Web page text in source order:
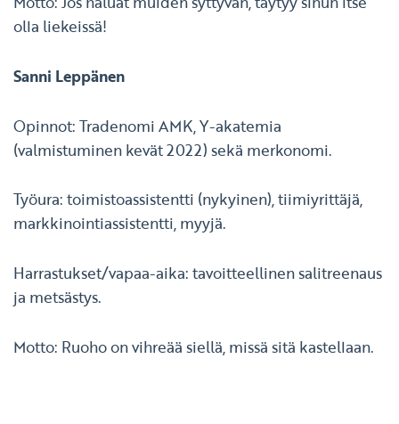
olla liekeissä!
Sanni Leppänen
Opinnot: Tradenomi AMK, Y-akatemia
(valmistuminen kevät 2022) sekä merkonomi.
Työura: toimistoassistentti (nykyinen), tiimiyrittäjä,
markkinointiassistentti, myyjä.
Harrastukset/vapaa-aika: tavoitteellinen salitreenaus
ja metsästys.
Motto: Ruoho on vihreää siellä, missä sitä kastellaan.